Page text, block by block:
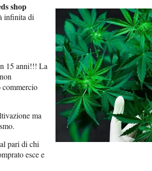
shop
infinita di
15 anni!!! La
commercio
ma
pari di chi
esce e